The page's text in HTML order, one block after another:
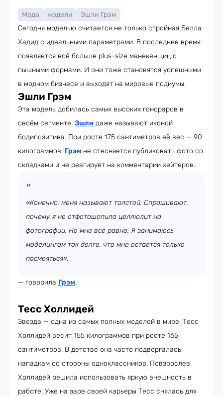
Мода модели
Эшли Грэм
Сегодня моделью считается не только стройная Белла
Хадид с идеальными параметрами. В последнее время
появляется всё больше plus-size манекенщиц с
пышными формами. И они тоже становятся успешными
в модном бизнесе и выходят на мировые подиумы.
Эшли Грэм
Эта модель добилась самых высоких гонораров в
своём сегменте. Эшли даже называют иконой
бодипозитива. При росте 175 сантиметров её вес — 90
килограммов. Грэм не стесняется публиковать фото со
складками и не реагирует на комментарии хейтеров.
«Конечно, меня называют толстой. Спрашивают,
почему я не отфотошопила целлюлит на
фотографии. Но мне всё равно. Я занимаюсь
моделингом так долго, что мне остаётся только
посмеяться»,
— говорила Грэм.
Тесс Холлидей
Звезда — одна из самых полных моделей в мире. Тесс
Холлидей весит 155 килограммов при росте 165
сантиметров. В детстве она часто подвергалась
нападкам со стороны одноклассников. Повзрослев,
Холлидей решила использовать яркую внешность в
работе. Уже на заре своей карьеры Тесс снялась для